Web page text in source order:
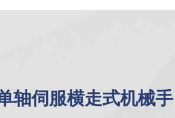
轴伺服横走式机械手